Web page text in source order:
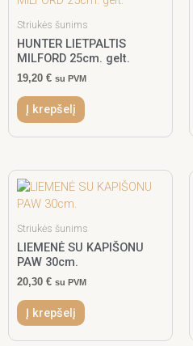
Striukės šunims
HUNTER LIETPALTIS
MILFORD 25cm. gelt.
19,20 € su PVM
Į krepšelį
Striukės šunims
LIEMENĖ SU KAPIŠONU
PAW 30cm.
20,30 € su PVM
Į krepšelį